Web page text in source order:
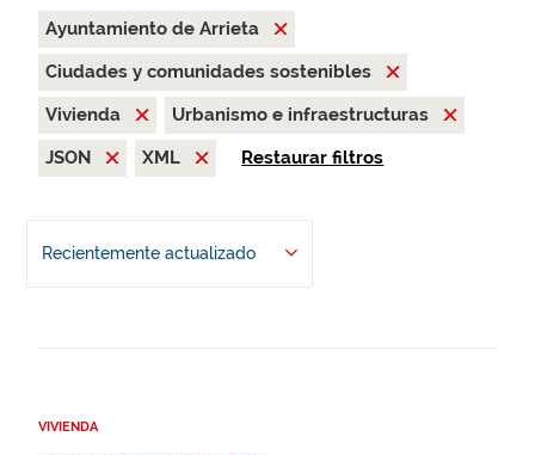
Ayuntamiento de Arrieta
Ciudades y comunidades sostenibles
Vivienda
Urbanismo e infraestructuras
JSON
XML Restaurar filtros
Recientemente actualizado
VIVIENDA